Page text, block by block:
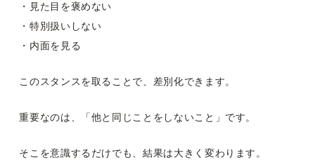
・見た目を褒めない
・特別扱いしない
・内面を見る
このスタンスを取ることで、差別化できます。
重要なのは、「他と同じことをしないこと」です。
そこを意識するだけでも、結果は大きく変わります。